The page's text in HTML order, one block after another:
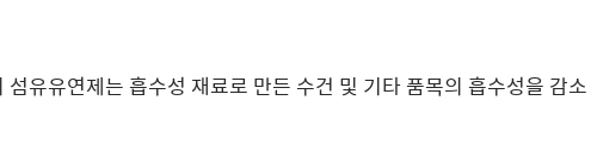
유유연제는 흡수성 재료로 만든 수건 및 기타 품목의 흡수성을 감소